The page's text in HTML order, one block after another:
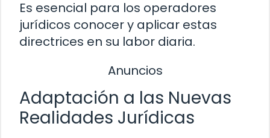
Es esencial para los operadores
jurídicos conocer y aplicar estas
directrices en su labor diaria.
Anuncios
Adaptación a las Nuevas
Realidades Jurídicas